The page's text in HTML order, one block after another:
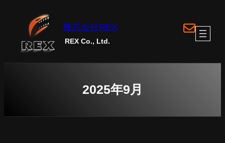
株式会社REX
REX Co., Ltd.
ア
イ
2025年9月